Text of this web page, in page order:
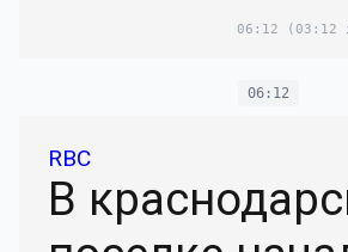
06:12 (03:12
06:12
RBC
В